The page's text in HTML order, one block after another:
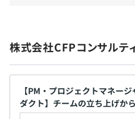
雇用保険
労災保険
健康保険
厚生年金
株式会社CFPコンサルテ
【PM・プロジェクトマネー
ダクト】チームの立ち上げか